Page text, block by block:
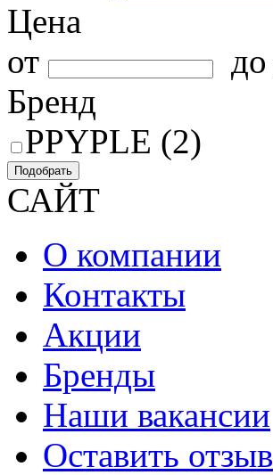
Цена
от
до
Бренд
PPYPLE (2)
Подобрать
САЙТ
О компании
Контакты
Акции
Бренды
Наши вакансии
Оставить отзыв